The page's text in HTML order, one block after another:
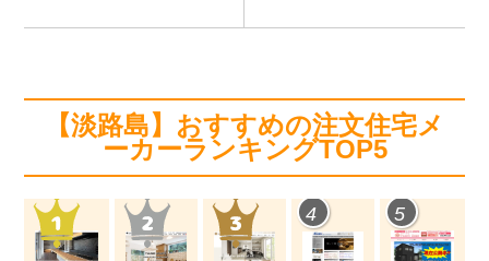
【淡路島】おすすめの注文住宅メ
ーカーランキングTOP5
4 5